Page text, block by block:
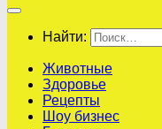
Найти:
Животные
Здоровье
Рецепты
Шоу бизнес